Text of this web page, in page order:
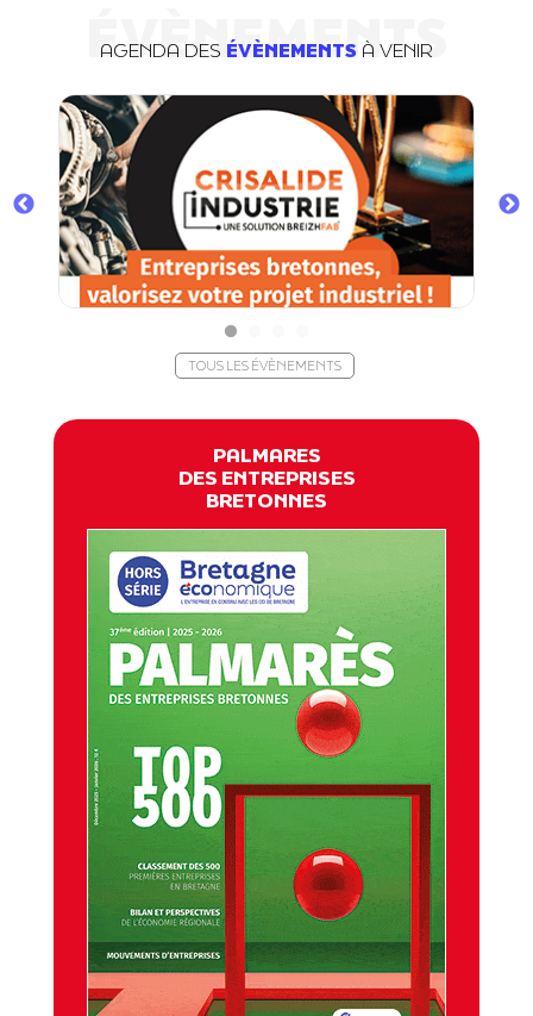
ÉVÈNEMENTS
AGENDA DES ÉVÈNEMENTS À VENIR
TOUS LES ÉVÈNEMENTS
PALMARES
DES ENTREPRISES
BRETONNES